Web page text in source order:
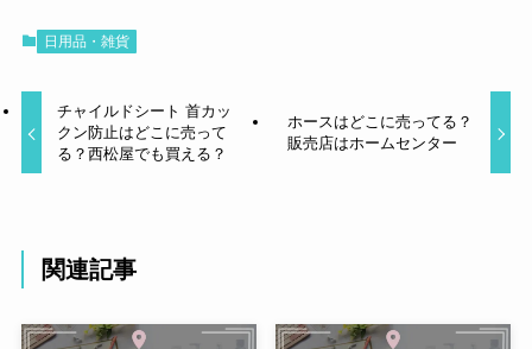
日用品・雑貨
チャイルドシート 首カッ
クン防止はどこに売って
る？西松屋でも買える？
ホースはどこに売ってる？
販売店はホームセンター
関連記事